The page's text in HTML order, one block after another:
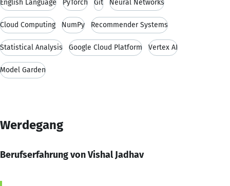
English Language PyTorch Git Neural Networks
Cloud Computing NumPy Recommender Systems
Statistical Analysis Google Cloud Platform Vertex AI
Model Garden
Werdegang
Berufserfahrung von Vishal Jadhav